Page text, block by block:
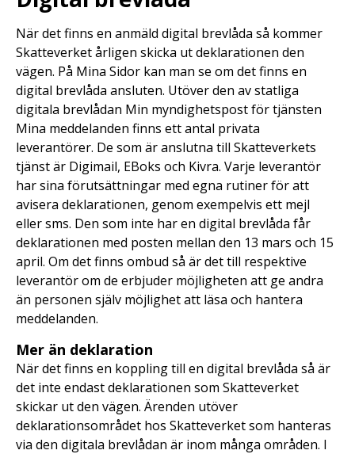
När det finns en anmäld digital brevlåda så kommer
Skatteverket årligen skicka ut deklarationen den
vägen. På Mina Sidor kan man se om det finns en
digital brevlåda ansluten. Utöver den av statliga
digitala brevlådan Min myndighetspost för tjänsten
Mina meddelanden finns ett antal privata
leverantörer. De som är anslutna till Skatteverkets
tjänst är Digimail, EBoks och Kivra. Varje leverantör
har sina förutsättningar med egna rutiner för att
avisera deklarationen, genom exempelvis ett mejl
eller sms. Den som inte har en digital brevlåda får
deklarationen med posten mellan den 13 mars och 15
april. Om det finns ombud så är det till respektive
leverantör om de erbjuder möjligheten att ge andra
än personen själv möjlighet att läsa och hantera
meddelanden.
Mer än deklaration
När det finns en koppling till en digital brevlåda så är
det inte endast deklarationen som Skatteverket
skickar ut den vägen. Ärenden utöver
deklarationsområdet hos Skatteverket som hanteras
via den digitala brevlådan är inom många områden. I